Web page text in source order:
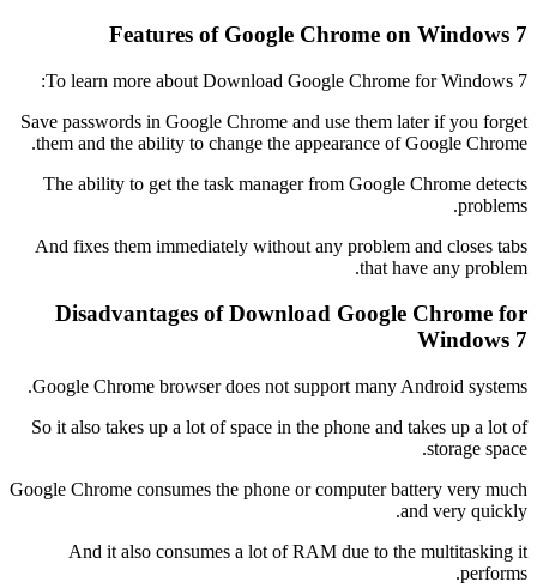
Features of Google Chrome on Windows 7
To learn more about Download Google Chrome for Windows 7:
Save passwords in Google Chrome and use them later if you forget
them and the ability to change the appearance of Google Chrome.
The ability to get the task manager from Google Chrome detects
problems.
And fixes them immediately without any problem and closes tabs
that have any problem.
Disadvantages of Download Google Chrome for
Windows 7
Google Chrome browser does not support many Android systems.
So it also takes up a lot of space in the phone and takes up a lot of
storage space.
Google Chrome consumes the phone or computer battery very much
and very quickly.
And it also consumes a lot of RAM due to the multitasking it
performs.